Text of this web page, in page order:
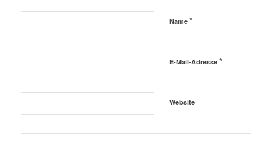
Name *
E-Mail-Adresse *
Website